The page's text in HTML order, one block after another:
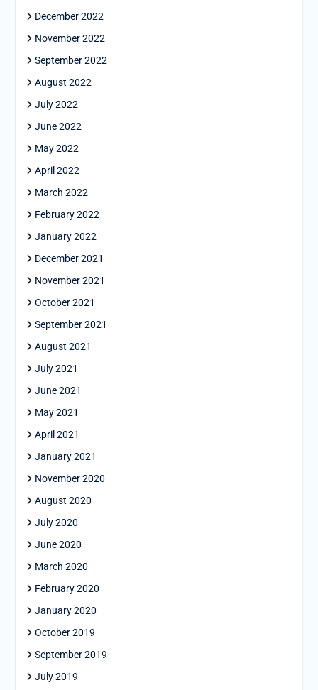
December 2022
November 2022
September 2022
August 2022
July 2022
June 2022
May 2022
April 2022
March 2022
February 2022
January 2022
December 2021
November 2021
October 2021
September 2021
August 2021
July 2021
June 2021
May 2021
April 2021
January 2021
November 2020
August 2020
July 2020
June 2020
March 2020
February 2020
January 2020
October 2019
September 2019
July 2019